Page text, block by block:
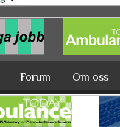
Forum Om oss